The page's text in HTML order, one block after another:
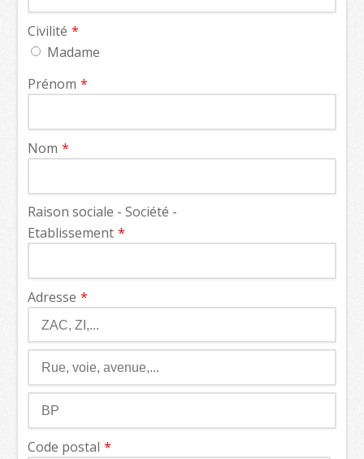
Civilité
Madame
Prénom
Nom
Raison sociale - Société -
Etablissement
Adresse
Code postal